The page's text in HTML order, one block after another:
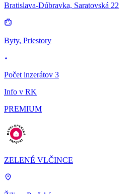
Bratislava-Dúbravka, Saratovská 22
Byty, Priestory
Počet inzerátov 3
Info v RK
PREMIUM
ZELENÉ VLČINCE